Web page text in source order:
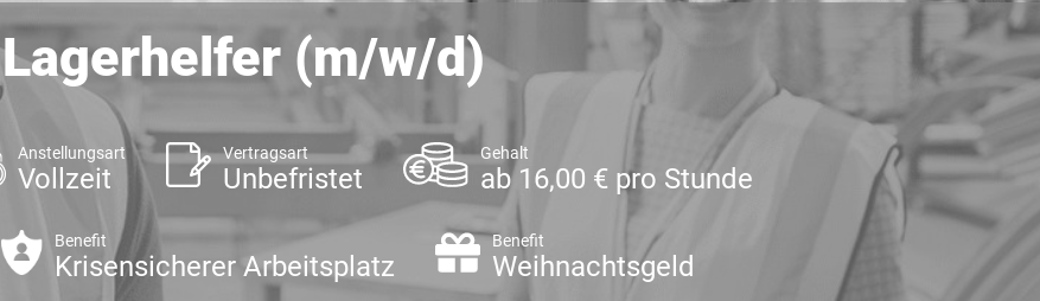
Lagerhelfer (m/w/d)
Anstellungsart
Vollzeit
Vertragsart
Unbefristet
Gehalt
ab 16,00 € pro Stunde
Benefit
Krisensicherer Arbeitsplatz
Benefit
Weihnachtsgeld